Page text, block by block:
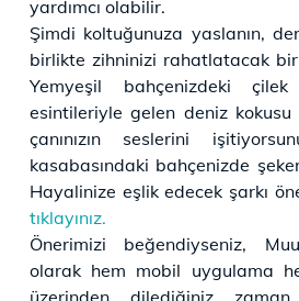
yardımcı olabilir.
Şimdi koltuğunuza yaslanın,
birlikte zihninizi rahatlatacak
Yemyeşil bahçenizdeki
esintileriyle gelen deniz
çanınızın seslerini
kasabasındaki bahçenizde
Hayalinize eşlik edecek şarkı
tıklayınız.
Önerimizi beğendiyseniz,
olarak hem mobil uygulama
üzerinden dilediğiniz